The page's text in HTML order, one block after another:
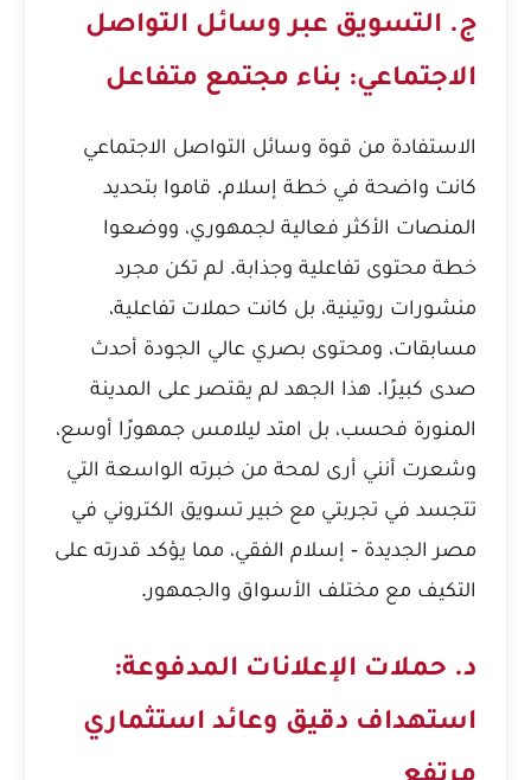
ج. التسويق عبر وسائل التواصل
الاجتماعي: بناء مجتمع متفاعل
الاستفادة من قوة وسائل التواصل الاجتماعي
كانت واضحة في خطة إسلام. قاموا بتحديد
المنصات الأكثر فعالية لجمهوري، ووضعوا
خطة محتوى تفاعلية وجذابة. لم تكن مجرد
منشورات روتينية، بل كانت حملات تفاعلية،
مسابقات، ومحتوى بصري عالي الجودة أحدث
صدى كبيرًا. هذا الجهد لم يقتصر على المدينة
المنورة فحسب، بل امتد ليلامس جمهورًا أوسع،
وشعرت أنني أرى لمحة من خبرته الواسعة التي
تتجسد في تجربتي مع خبير تسويق الكتروني في
مصر الجديدة - إسلام الفقي، مما يؤكد قدرته على
التكيف مع مختلف الأسواق والجمهور.
د. حملات الإعلانات المدفوعة:
استهداف دقيق وعائد استثماري